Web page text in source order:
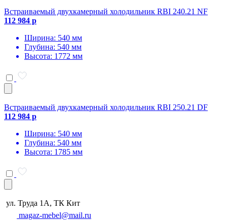
Встраиваемый двухкамерный холодильник RBI 240.21 NF
112 984 р
Ширина: 540 мм
Глубина: 540 мм
Высота: 1772 мм
Встраиваемый двухкамерный холодильник RBI 250.21 DF
112 984 р
Ширина: 540 мм
Глубина: 540 мм
Высота: 1785 мм
ул. Труда 1А, ТК Кит
magaz-mebel@mail.ru